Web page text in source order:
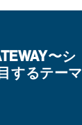
〜シ
するテーマ